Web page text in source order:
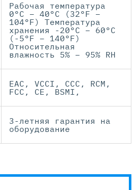
Рабочая температура
0°C – 40°C (32°F –
104°F) Температура
хранения -20°C – 60°C
(-5°F – 140°F)
Относительная
влажность 5% – 95% RH
EAC, VCCI, CCC, RCM,
FCC, CE, BSMI,
3-летняя гарантия на
оборудование